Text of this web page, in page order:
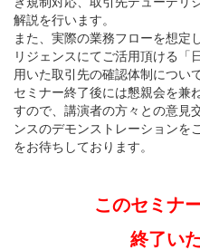
解説を行います。
また、実際の業務フローを想定
リジェンスにてご活用頂ける「
用いた取引先の確認体制につい
セミナー終了後には懇親会を兼
すので、講演者の方々との意見
ンスのデモンストレーションを
をお待ちしております。
このセミナ
終了い